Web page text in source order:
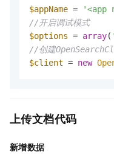
$appName = '<app
//开启调试模式
$options = array(
//创建
$client = new
上传文档代码
新增数据